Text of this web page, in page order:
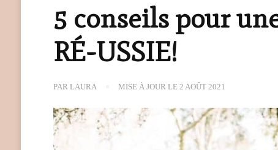
5 conseils pour
RÉ-USSIE!
PARLAURA MISE À JOUR LE 2 AOÛT 2021